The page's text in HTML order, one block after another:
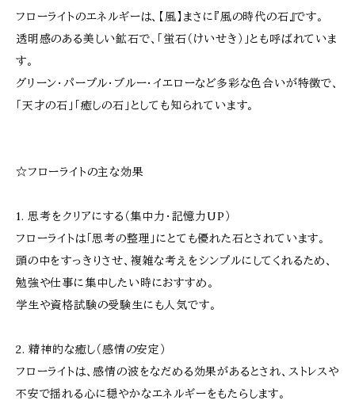
フローライトのエネルギーは、【風】まさに『風の時代の石』です。
透明感のある美しい鉱石で、「蛍石（けいせき）」とも呼ばれていま
す。
グリーン・パープル・ブルー・イエローなど多彩な色合いが特徴で、
「天才の石」「癒しの石」としても知られています。
☆フローライトの主な効果
1. 思考をクリアにする（集中力・記憶力UP）
フローライトは「思考の整理」にとても優れた石とされています。
頭の中をすっきりさせ、複雑な考えをシンプルにしてくれるため、
勉強や仕事に集中したい時におすすめ。
学生や資格試験の受験生にも人気です。
2. 精神的な癒し（感情の安定）
フローライトは、感情の波をなだめる効果があるとされ、ストレスや
不安で揺れる心に穏やかなエネルギーをもたらします。